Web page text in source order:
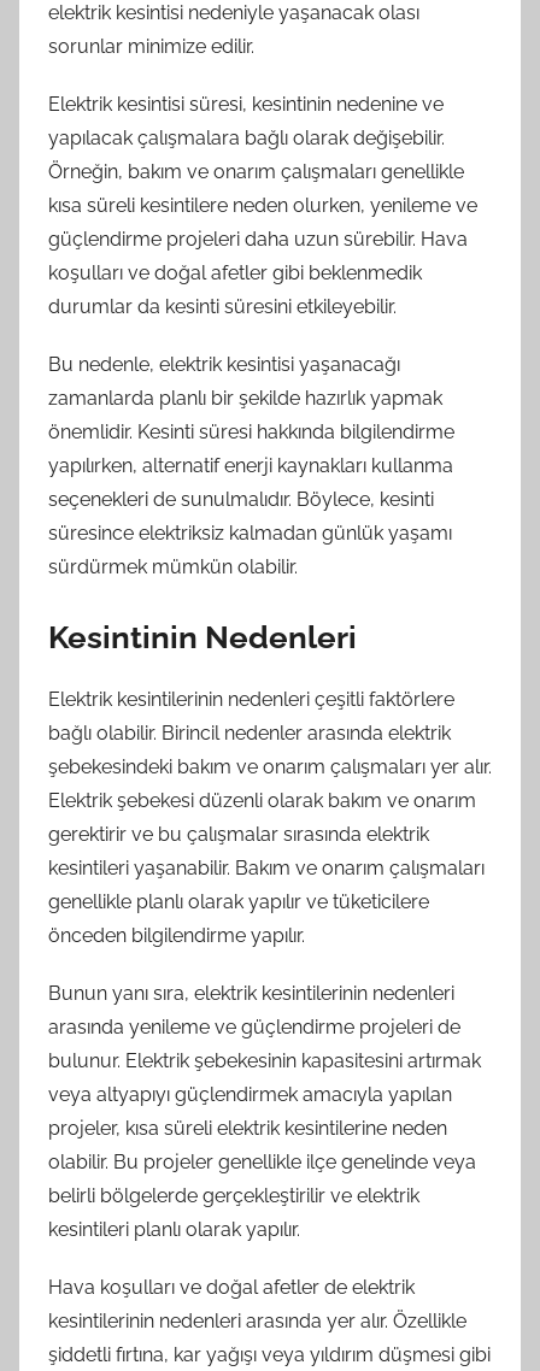
elektrik kesintisi nedeniyle yaşanacak olası
sorunlar minimize edilir.
Elektrik kesintisi süresi, kesintinin nedenine ve
yapılacak çalışmalara bağlı olarak değişebilir.
Örneğin, bakım ve onarım çalışmaları genellikle
kısa süreli kesintilere neden olurken, yenileme ve
güçlendirme projeleri daha uzun sürebilir. Hava
koşulları ve doğal afetler gibi beklenmedik
durumlar da kesinti süresini etkileyebilir.
Bu nedenle, elektrik kesintisi yaşanacağı
zamanlarda planlı bir şekilde hazırlık yapmak
önemlidir. Kesinti süresi hakkında bilgilendirme
yapılırken, alternatif enerji kaynakları kullanma
seçenekleri de sunulmalıdır. Böylece, kesinti
süresince elektriksiz kalmadan günlük yaşamı
sürdürmek mümkün olabilir.
Kesintinin Nedenleri
Elektrik kesintilerinin nedenleri çeşitli faktörlere
bağlı olabilir. Birincil nedenler arasında elektrik
şebekesindeki bakım ve onarım çalışmaları yer alır.
Elektrik şebekesi düzenli olarak bakım ve onarım
gerektirir ve bu çalışmalar sırasında elektrik
kesintileri yaşanabilir. Bakım ve onarım çalışmaları
genellikle planlı olarak yapılır ve tüketicilere
önceden bilgilendirme yapılır.
Bunun yanı sıra, elektrik kesintilerinin nedenleri
arasında yenileme ve güçlendirme projeleri de
bulunur. Elektrik şebekesinin kapasitesini artırmak
veya altyapıyı güçlendirmek amacıyla yapılan
projeler, kısa süreli elektrik kesintilerine neden
olabilir. Bu projeler genellikle ilçe genelinde veya
belirli bölgelerde gerçekleştirilir ve elektrik
kesintileri planlı olarak yapılır.
Hava koşulları ve doğal afetler de elektrik
kesintilerinin nedenleri arasında yer alır. Özellikle
şiddetli fırtına, kar yağışı veya yıldırım düşmesi gibi